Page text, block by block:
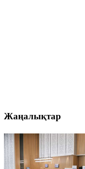
Жаңалықтар